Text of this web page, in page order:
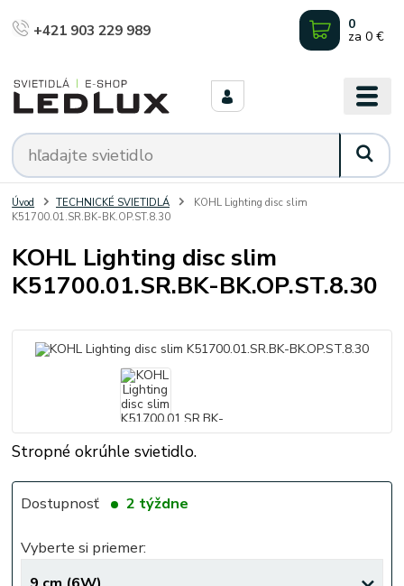
+421 903 229 989 0
za 0 €
Úvod TECHNICKÉ SVIETIDLÁ
KOHL Lighting disc slim
K51700.01.SR.BK-BK.OP.ST.8.30
KOHL Lighting disc slim
K51700.01.SR.BK-BK.OP.ST.8.30
Stropné okrúhle svietidlo.
Dostupnosť 2 týždne
Vyberte si priemer: